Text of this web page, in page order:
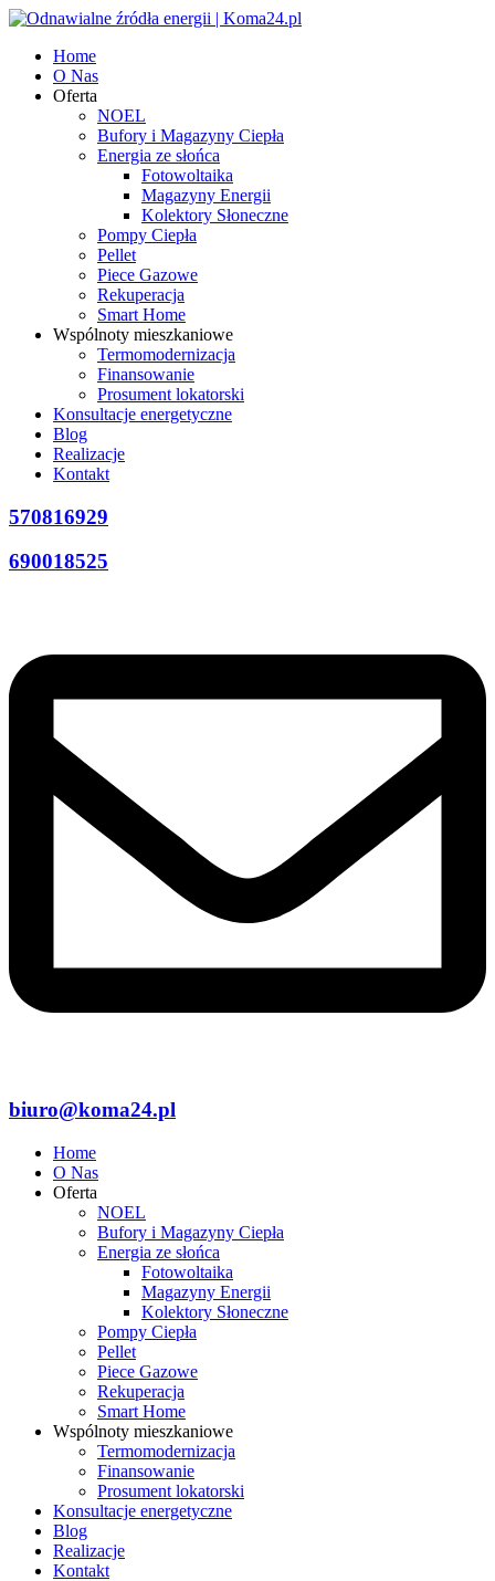
Home
O Nas
Oferta
NOEL
Bufory i Magazyny Ciepła
Energia ze słońca
Fotowoltaika
Magazyny Energii
Kolektory Słoneczne
Pompy Ciepła
Pellet
Piece Gazowe
Rekuperacja
Smart Home
Wspólnoty mieszkaniowe
Termomodernizacja
Finansowanie
Prosument lokatorski
Konsultacje energetyczne
Blog
Realizacje
Kontakt
570816929
690018525
biuro@koma24.pl
Home
O Nas
Oferta
NOEL
Bufory i Magazyny Ciepła
Energia ze słońca
Fotowoltaika
Magazyny Energii
Kolektory Słoneczne
Pompy Ciepła
Pellet
Piece Gazowe
Rekuperacja
Smart Home
Wspólnoty mieszkaniowe
Termomodernizacja
Finansowanie
Prosument lokatorski
Konsultacje energetyczne
Blog
Realizacje
Kontakt